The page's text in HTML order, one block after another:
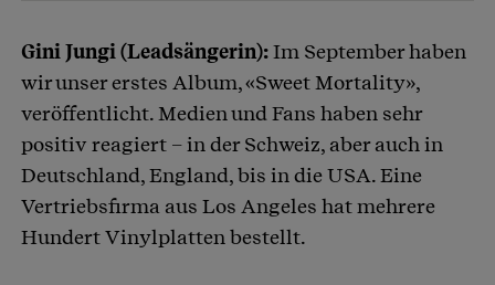
Gini Jungi (Leadsängerin):Im September haben
wir unser erstes Album, «Sweet Mortality»,
veröffentlicht. Medien und Fans haben sehr
positiv reagiert – in der Schweiz, aber auch in
Deutschland, England, bis in die USA. Eine
Vertriebsfirma aus Los Angeles hat mehrere
Hundert Vinylplatten bestellt.